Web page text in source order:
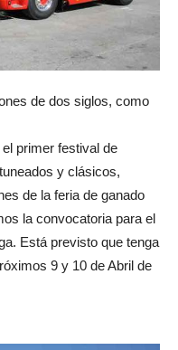
de dos siglos, como
primer festival de
y clásicos,
de la feria de ganado
la convocatoria para el
Está previsto que tenga
9 y 10 de Abril de